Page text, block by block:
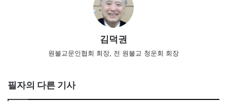
김덕권
원불교문인협회 회장, 전 원불교 청운회 회장
필자의 다른 기사